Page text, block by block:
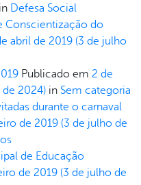
in Defesa Social
Conscientização do
abril de 2019 (3 de julho
Publicado em 2 de
de 2024) in Sem categoria
durante o carnaval
de 2019 (3 de julho de
de Educação
de 2019 (3 de julho de